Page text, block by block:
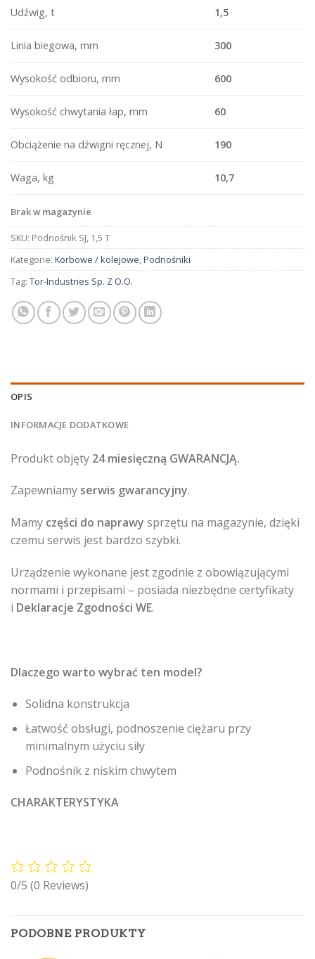
Udźwig, t 1,5
Linia biegowa, mm 300
Wysokość odbioru, mm 600
Wysokość chwytania łap, mm 60
Obciążenie na dźwigni ręcznej, N 190
Waga, kg 10,7
Brak w magazynie
SKU: Podnośnik SJ, 1,5 T
Kategorie: Korbowe / kolejowe,Podnośniki
Tag: Tor-Industries Sp. Z O.O.
OPIS
INFORMACJE DODATKOWE
Produkt objęty 24 miesięczną GWARANCJĄ.
Zapewniamy serwis gwarancyjny.
Mamy części do naprawy sprzętu na magazynie, dzięki
czemu serwis jest bardzo szybki.
Urządzenie wykonane jest zgodnie z obowiązującymi
normami i przepisami – posiada niezbędne certyfikaty
i Deklaracje Zgodności WE.
Dlaczego warto wybrać ten model?
Solidna konstrukcja
Łatwość obsługi, podnoszenie ciężaru przy
minimalnym użyciu siły
Podnośnik z niskim chwytem
CHARAKTERYSTYKA
0/5 (0 Reviews)
PODOBNE PRODUKTY